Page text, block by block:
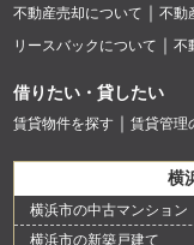
不動産売却について 不動
リースバックについて
不
借りたい・貸したい
賃貸物件を探す 賃貸管理
横
横浜市の中古マンション
横浜市の新築戸建て